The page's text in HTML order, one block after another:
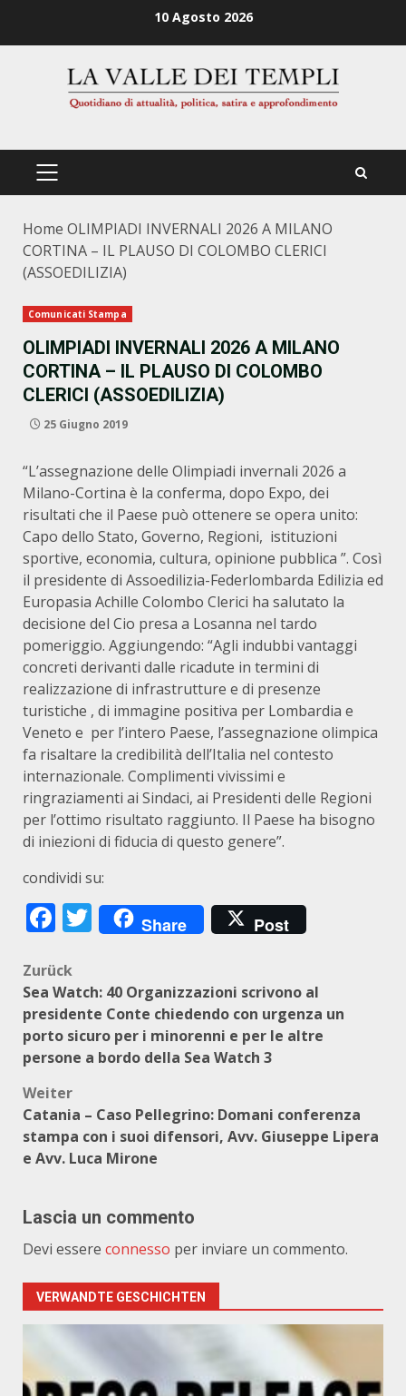
10 Agosto 2026
PRIMÄRES
Home OLIMPIADI INVERNALI 2026 A MILANO
CORTINA – IL PLAUSO DI COLOMBO CLERICI
(ASSOEDILIZIA)
Comunicati Stampa
OLIMPIADI INVERNALI 2026 A MILANO
CORTINA – IL PLAUSO DI COLOMBO
CLERICI (ASSOEDILIZIA)
25 Giugno 2019
“L’assegnazione delle Olimpiadi invernali 2026 a
Milano-Cortina è la conferma, dopo Expo, dei
risultati che il Paese può ottenere se opera unito:
Capo dello Stato, Governo, Regioni, istituzioni
sportive, economia, cultura, opinione pubblica ”. Così
il presidente di Assoedilizia-Federlombarda Edilizia ed
Europasia Achille Colombo Clerici ha salutato la
decisione del Cio presa a Losanna nel tardo
pomeriggio. Aggiungendo: “Agli indubbi vantaggi
concreti derivanti dalle ricadute in termini di
realizzazione di infrastrutture e di presenze
turistiche , di immagine positiva per Lombardia e
Veneto e per l’intero Paese, l’assegnazione olimpica
fa risaltare la credibilità dell’Italia nel contesto
internazionale. Complimenti vivissimi e
ringraziamenti ai Sindaci, ai Presidenti delle Regioni
per l’ottimo risultato raggiunto. Il Paese ha bisogno
di iniezioni di fiducia di questo genere”.
condividi su:
Facebook
Twitter
Share Post
Beitragsnavigation
Zurück
Sea Watch: 40 Organizzazioni scrivono al
presidente Conte chiedendo con urgenza un
porto sicuro per i minorenni e per le altre
persone a bordo della Sea Watch 3
Weiter
Catania – Caso Pellegrino: Domani conferenza
stampa con i suoi difensori, Avv. Giuseppe Lipera
e Avv. Luca Mirone
Lascia un commento
Devi essere connesso per inviare un commento.
VERWANDTE GESCHICHTEN